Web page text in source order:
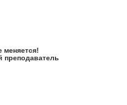
меняется!